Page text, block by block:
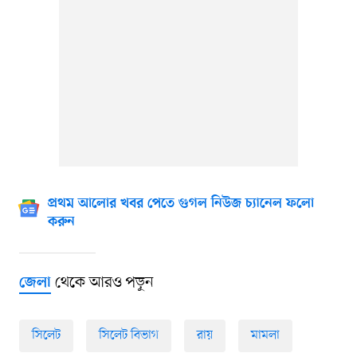
প্রথম আলোর খবর পেতে গুগল নিউজ চ্যানেল ফলো
করুন
জেলাথেকে আরও পড়ুন
সিলেট সিলেট বিভাগ রায় মামলা